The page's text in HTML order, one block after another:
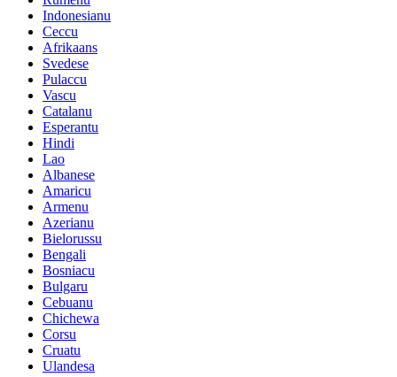
Indonesianu
Ceccu
Afrikaans
Svedese
Pulaccu
Vascu
Catalanu
Esperantu
Hindi
Lao
Albanese
Amaricu
Armenu
Azerianu
Bielorussu
Bengali
Bosniacu
Bulgaru
Cebuanu
Chichewa
Corsu
Cruatu
Ulandesa